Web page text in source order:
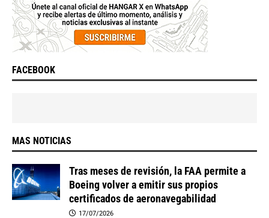
FACEBOOK
MAS NOTICIAS
Tras meses de revisión, la FAA permite a
Boeing volver a emitir sus propios
certificados de aeronavegabilidad
17/07/2026